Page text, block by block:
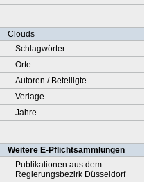
Clouds
Schlagwörter
Orte
Autoren / Beteiligte
Verlage
Jahre
Weitere E-Pflichtsammlungen
Publikationen aus dem
Regierungsbezirk Düsseldorf